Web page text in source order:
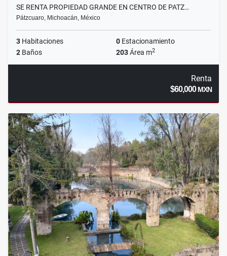
SE RENTA PROPIEDAD GRANDE EN CENTRO DE PATZ…
Pátzcuaro, Michoacán, México
3 Habitaciones 0 Estacionamiento
2 Baños 203Área m2
Renta
$60,000MXN